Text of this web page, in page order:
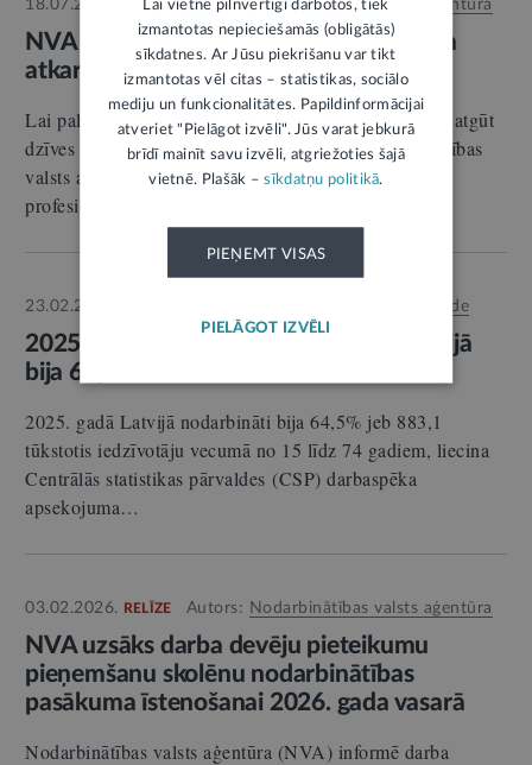
18.07.2025. RELĪZE Autors:Nodarbinātības valsts aģentūra
NVA piedāvā atbalstu personām, kurām
atkarības traucē iekļauties darba tirgū
Lai palīdzētu bezdarbniekiem ar atkarību problēmām atgūt
dzīves kvalitāti un atgriezties darba tirgū, Nodarbinātības
valsts aģentūra (NVA) piedāvā iespēju saņemt
profesionālu…
23.02.2026. Centrālā statistikas pārvalde
2025. gadā nodarbinātības līmenis Latvijā
bija 64,5%
2025. gadā Latvijā nodarbināti bija 64,5% jeb 883,1
tūkstotis iedzīvotāju vecumā no 15 līdz 74 gadiem, liecina
Centrālās statistikas pārvaldes (CSP) darbaspēka
apsekojuma…
03.02.2026. RELĪZE Autors: Nodarbinātības valsts aģentūra
NVA uzsāks darba devēju pieteikumu
pieņemšanu skolēnu nodarbinātības
pasākuma īstenošanai 2026. gada vasarā
Nodarbinātības valsts aģentūra (NVA) informē darba
Lai vietne pilnvērtīgi darbotos, tiek
izmantotas nepieciešamās (obligātās)
sīkdatnes. Ar Jūsu piekrišanu var tikt
izmantotas vēl citas – statistikas, sociālo
mediju un funkcionalitātes. Papildinformācijai
atveriet "Pielāgot izvēli". Jūs varat jebkurā
brīdī mainīt savu izvēli, atgriežoties šajā
vietnē. Plašāk –sīkdatņu politikā.
PIEŅEMT VISAS
PIELĀGOT IZVĒLI